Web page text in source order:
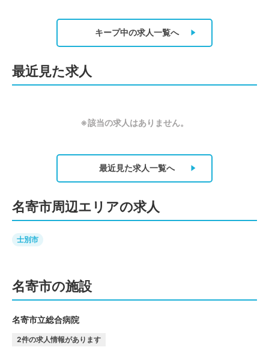
キープ中の求人一覧へ
最近見た求人
※該当の求人はありません。
最近見た求人一覧へ
名寄市周辺エリアの求人
士別市
名寄市の施設
名寄市立総合病院
2件の求人情報があります